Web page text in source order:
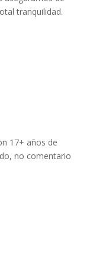
tranquilidad.
17+ años de
no comentario